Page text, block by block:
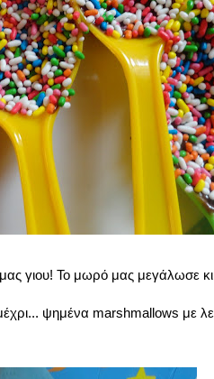
γιου! Το μωρό μας μεγάλωσε κι
ψημένα marshmallows με